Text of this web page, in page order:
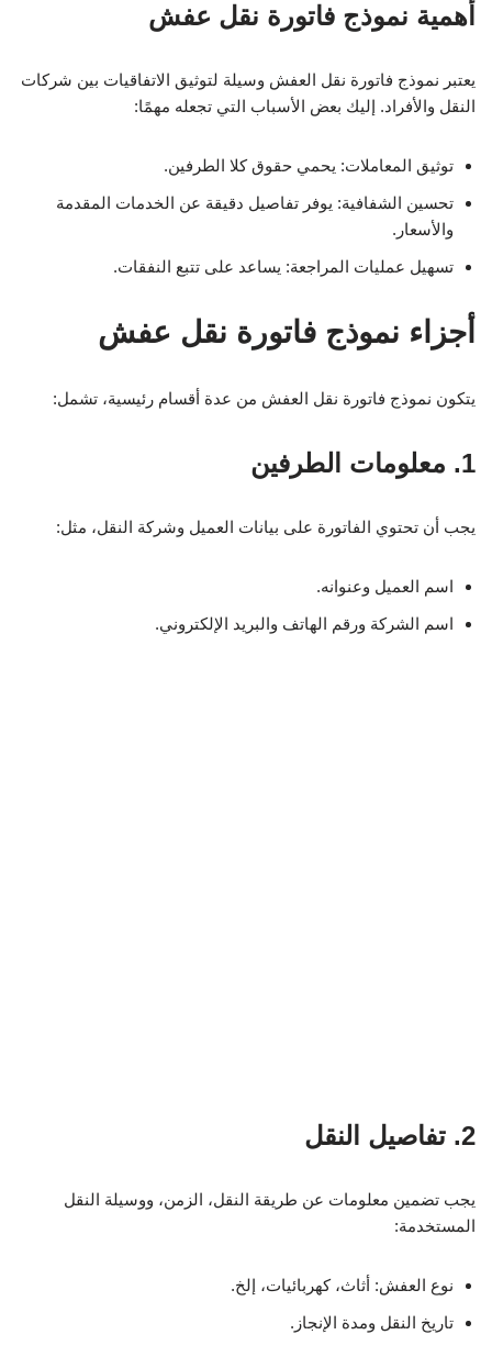
أهمية نموذج فاتورة نقل عفش
يعتبر نموذج فاتورة نقل العفش وسيلة لتوثيق الاتفاقيات بين شركات
النقل والأفراد. إليك بعض الأسباب التي تجعله مهمًا:
توثيق المعاملات: يحمي حقوق كلا الطرفين.
تحسين الشفافية: يوفر تفاصيل دقيقة عن الخدمات المقدمة
والأسعار.
تسهيل عمليات المراجعة: يساعد على تتبع النفقات.
أجزاء نموذج فاتورة نقل عفش
يتكون نموذج فاتورة نقل العفش من عدة أقسام رئيسية، تشمل:
1. معلومات الطرفين
يجب أن تحتوي الفاتورة على بيانات العميل وشركة النقل، مثل:
اسم العميل وعنوانه.
اسم الشركة ورقم الهاتف والبريد الإلكتروني.
2. تفاصيل النقل
يجب تضمين معلومات عن طريقة النقل، الزمن، ووسيلة النقل
المستخدمة:
نوع العفش: أثاث، كهربائيات، إلخ.
تاريخ النقل ومدة الإنجاز.